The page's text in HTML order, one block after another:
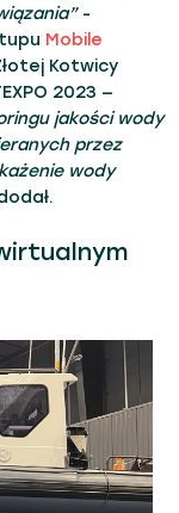
-
Mobile
Kotwicy
2023 —
jakości wody
przez
wody